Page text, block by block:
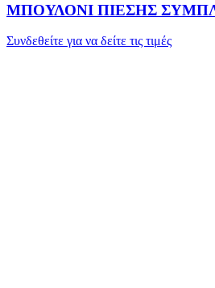
ΜΠΟΥΛΟΝΙ ΠΙΕΣΗΣ
Συνδεθείτε για να δείτε τις τιμές